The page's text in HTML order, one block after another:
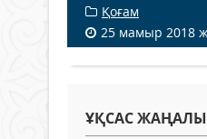
Қоғам
25 мамыр 2018
ҰҚСАС